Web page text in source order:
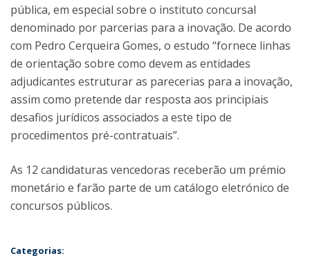
pública, em especial sobre o instituto concursal
denominado por parcerias para a inovação. De acordo
com Pedro Cerqueira Gomes, o estudo “fornece linhas
de orientação sobre como devem as entidades
adjudicantes estruturar as parecerias para a inovação,
assim como pretende dar resposta aos principiais
desafios jurídicos associados a este tipo de
procedimentos pré-contratuais”.
As 12 candidaturas vencedoras receberão um prémio
monetário e farão parte de um catálogo eletrónico de
concursos públicos.
Categorias: